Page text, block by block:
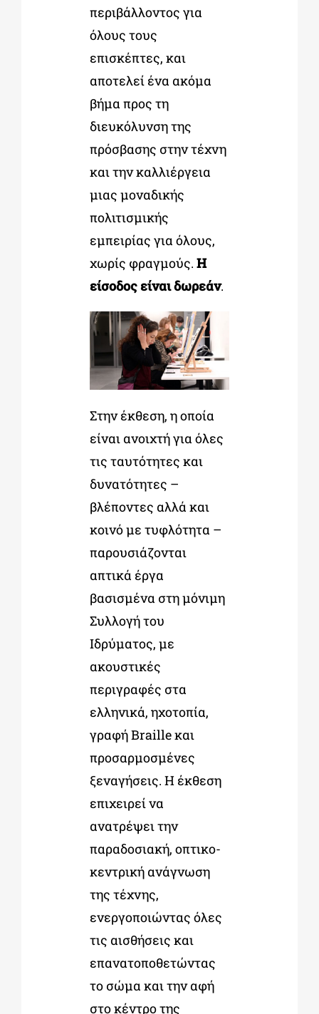
περιβάλλοντος για
όλους τους
επισκέπτες, και
αποτελεί ένα ακόμα
βήμα προς τη
διευκόλυνση της
πρόσβασης στην τέχνη
και την καλλιέργεια
μιας μοναδικής
πολιτισμικής
εμπειρίας για όλους,
χωρίς φραγμούς. Η
είσοδος είναι δωρεάν.
Στην έκθεση, η οποία
είναι ανοιχτή για όλες
τις ταυτότητες και
δυνατότητες –
βλέποντες αλλά και
κοινό με τυφλότητα –
παρουσιάζονται
απτικά έργα
βασισμένα στη μόνιμη
Συλλογή του
Ιδρύματος, με
ακουστικές
περιγραφές στα
ελληνικά, ηχοτοπία,
γραφή Braille και
προσαρμοσμένες
ξεναγήσεις. Η έκθεση
επιχειρεί να
ανατρέψει την
παραδοσιακή, οπτικο-
κεντρική ανάγνωση
της τέχνης,
ενεργοποιώντας όλες
τις αισθήσεις και
επανατοποθετώντας
το σώμα και την αφή
στο κέντρο της